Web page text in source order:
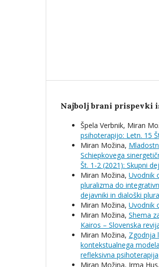
Najbolj brani prispevki
Špela Verbnik, Miran
psihoterapijo: Letn. 15
Miran Možina,
Schiepkovega
Št. 1-2 (2021): Skupni
Miran Možina, Uvodnik
pluralizma do
dejavniki in dialoški
Miran Možina, Uvodnik
Miran Možina, Shema
Kairos – Slovenska
Miran Možina, Zgodnja
kontekstualnega modela
refleksivna psihoterapija
Miran Možina, Irma Hus,